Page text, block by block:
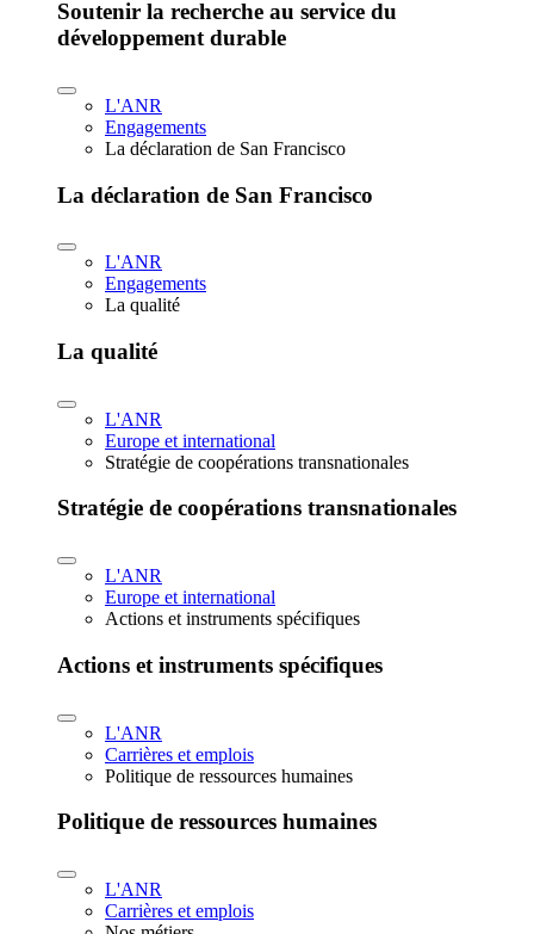
Soutenir la recherche au service du
développement durable
L'ANR
Engagements
La déclaration de San Francisco
La déclaration de San Francisco
L'ANR
Engagements
La qualité
La qualité
L'ANR
Europe et international
Stratégie de coopérations transnationales
Stratégie de coopérations transnationales
L'ANR
Europe et international
Actions et instruments spécifiques
Actions et instruments spécifiques
L'ANR
Carrières et emplois
Politique de ressources humaines
Politique de ressources humaines
L'ANR
Carrières et emplois